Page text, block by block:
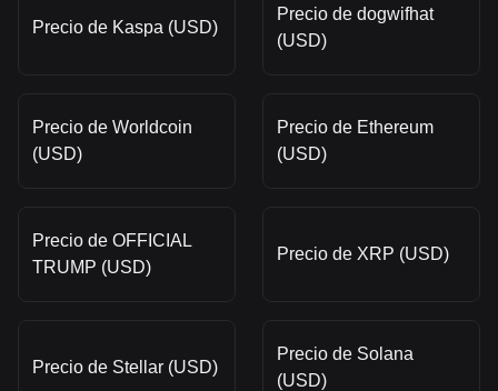
Precio de Kaspa (USD)
Precio de dogwifhat
(USD)
Precio de Worldcoin
(USD)
Precio de Ethereum
(USD)
Precio de OFFICIAL
TRUMP (USD)
Precio de XRP (USD)
Precio de Stellar (USD)
Precio de Solana
(USD)